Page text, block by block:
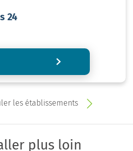
24
les établissements
plus loin